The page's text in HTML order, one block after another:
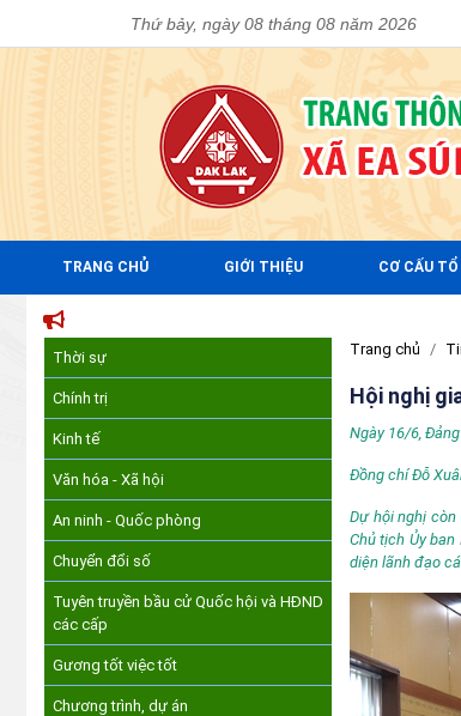
Thứ bảy, ngày 08 tháng 08 năm 2026
TRANG CHỦ GIỚI THIỆU CƠ CẤU
Thời sự
Chính trị
Kinh tế
Văn hóa - Xã hội
An ninh - Quốc phòng
Chuyển đổi số
Tuyên truyền bầu cử Quốc hội và HĐND
các cấp
Gương tốt việc tốt
Chương trình, dự án
Trang chủ
Hội nghị
Ngày 16/6,
Đồng chí Đỗ
Dự hội nghị còn
Chủ tịch Ủy
diện lãnh đạo